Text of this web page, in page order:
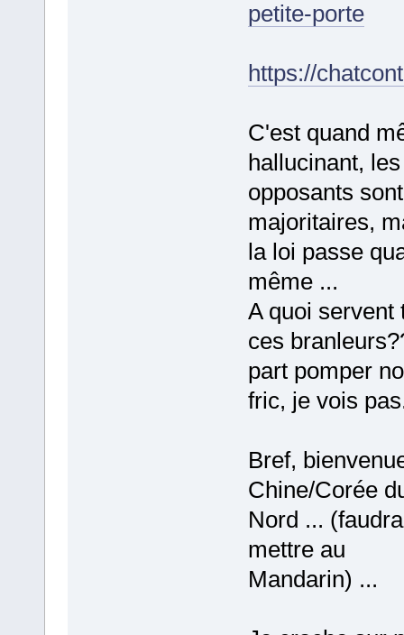
petite-porte
https://
C'est quand
hallucinant, les
opposants sont
majoritaires,
la loi passe
même ...
A quoi servent
ces
part pomper
fric, je vois
Bref,
Chine/Corée
Nord ...
mettre au
Mandarin) ...